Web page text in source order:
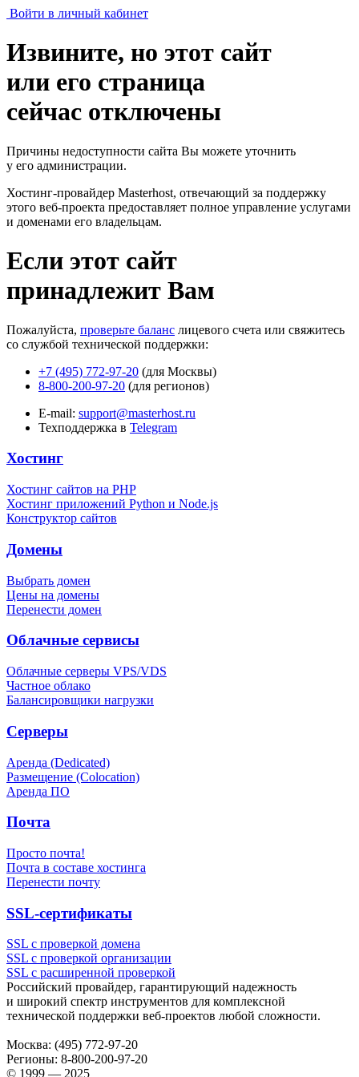
Войти в личный кабинет
Извините, но этот сайт
или его страница
сейчас отключены
Причины недоступности сайта Вы можете уточнить
у его администрации.
Хостинг-провайдер Masterhost, отвечающий за поддержку
этого веб-проекта предоставляет полное управление услугами
и доменами его владельцам.
Если этот сайт
принадлежит Вам
Пожалуйста, проверьте баланс лицевого счета или свяжитесь
со службой технической поддержки:
+7 (495) 772-97-20 (для Москвы)
8-800-200-97-20 (для регионов)
E-mail: support@masterhost.ru
Техподдержка в Telegram
Хостинг
Хостинг сайтов на PHP
Хостинг приложений Python и Node.js
Конструктор сайтов
Домены
Выбрать домен
Цены на домены
Перенести домен
Облачные сервисы
Облачные серверы VPS/VDS
Частное облако
Балансировщики нагрузки
Серверы
Аренда (Dedicated)
Размещение (Colocation)
Аренда ПО
Почта
Просто почта!
Почта в составе хостинга
Перенести почту
SSL-сертификаты
SSL с проверкой домена
SSL с проверкой организации
SSL с расширенной проверкой
Российский провайдер, гарантирующий надежность
и широкий спектр инструментов для комплексной
технической поддержки веб-проектов любой сложности.
Москва: (495) 772-97-20
Регионы: 8-800-200-97-20
© 1999 — 2025